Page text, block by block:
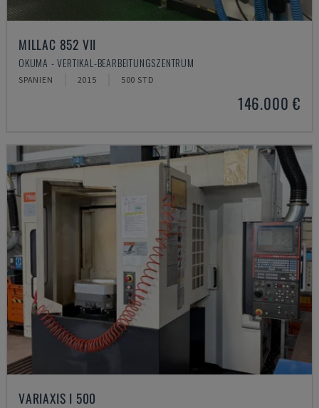
MILLAC 852 VII
OKUMA - VERTIKAL-BEARBEITUNGSZENTRUM
SPANIEN 2015 500 STD
146.000 €
VARIAXIS I 500